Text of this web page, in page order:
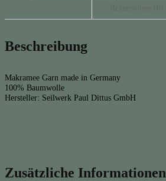
Beschreibung
Makramee Garn made in Germany
100% Baumwolle
Hersteller: Seilwerk Paul Dittus GmbH
Zusätzliche Informationen